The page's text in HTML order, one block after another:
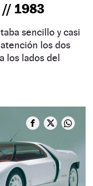
// 1983
sencillo y casi
los dos
los lados del